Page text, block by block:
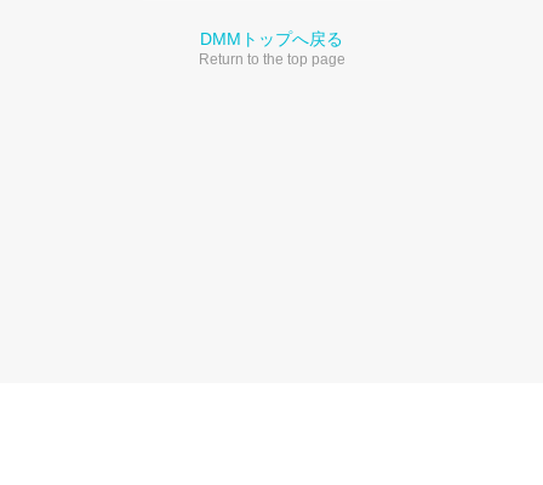
DMMトップへ戻る
Return to the top page